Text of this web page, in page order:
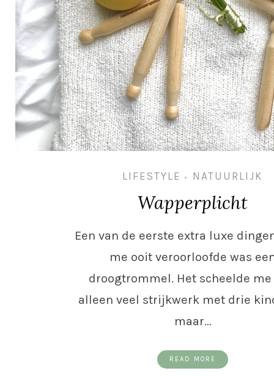
LIFESTYLE • NATUURLIJK
Wapperplicht
Een van de eerste extra luxe
me ooit veroorloofde was
droogtrommel. Het scheelde
alleen veel strijkwerk met drie
maar…
READ MORE